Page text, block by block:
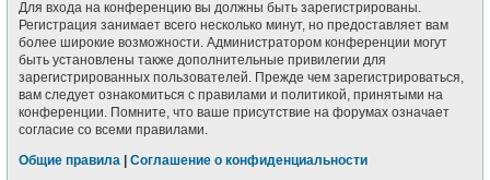
Для входа на конференцию вы должны быть зарегистрированы.
Регистрация занимает всего несколько минут, но предоставляет вам
более широкие возможности. Администратором конференции могут
быть установлены также дополнительные привилегии для
зарегистрированных пользователей. Прежде чем зарегистрироваться,
вам следует ознакомиться с правилами и политикой, принятыми на
конференции. Помните, что ваше присутствие на форумах означает
согласие со всеми правилами.
Общие правила
Соглашение о конфиденциальности